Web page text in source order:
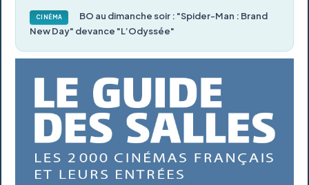
CINÉMA
BO au dimanche soir : "Spider-Man : Brand
New Day" devance "L’Odyssée"